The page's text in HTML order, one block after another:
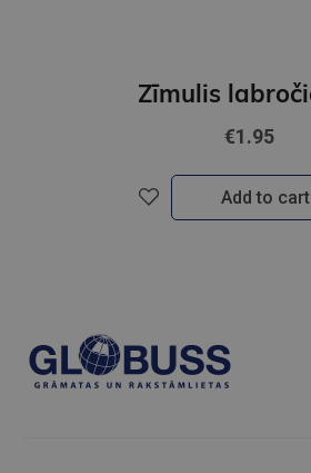
€1.95
Add to cart